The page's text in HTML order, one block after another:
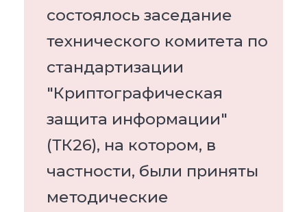
состоялось заседание
технического комитета по
стандартизации
"Криптографическая
защита информации"
(ТК26), на котором, в
частности, были приняты
методические